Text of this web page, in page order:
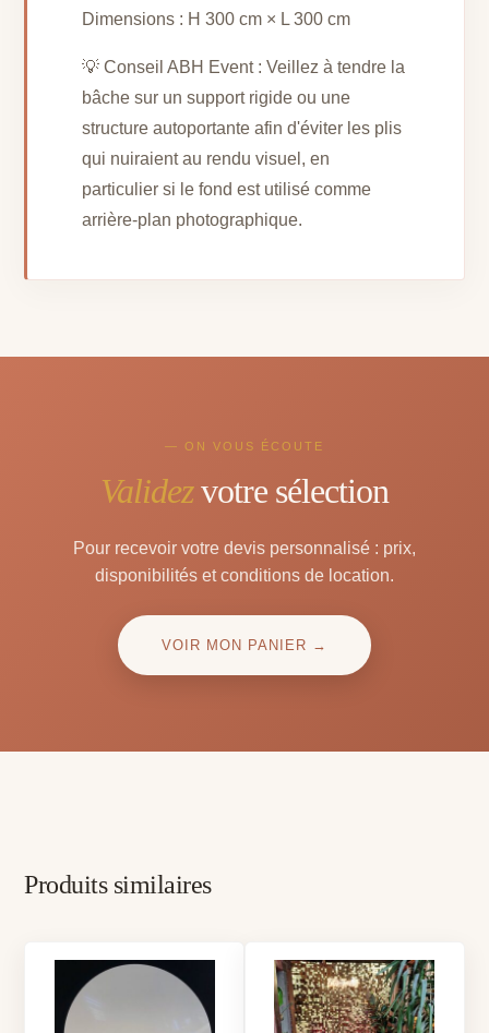
Dimensions : H 300 cm × L 300 cm
💡 Conseil ABH Event : Veillez à tendre la
bâche sur un support rigide ou une
structure autoportante afin d'éviter les plis
qui nuiraient au rendu visuel, en
particulier si le fond est utilisé comme
arrière-plan photographique.
— ON VOUS ÉCOUTE
Validezvotre sélection
Pour recevoir votre devis personnalisé : prix,
disponibilités et conditions de location.
VOIR MON PANIER →
Produits similaires